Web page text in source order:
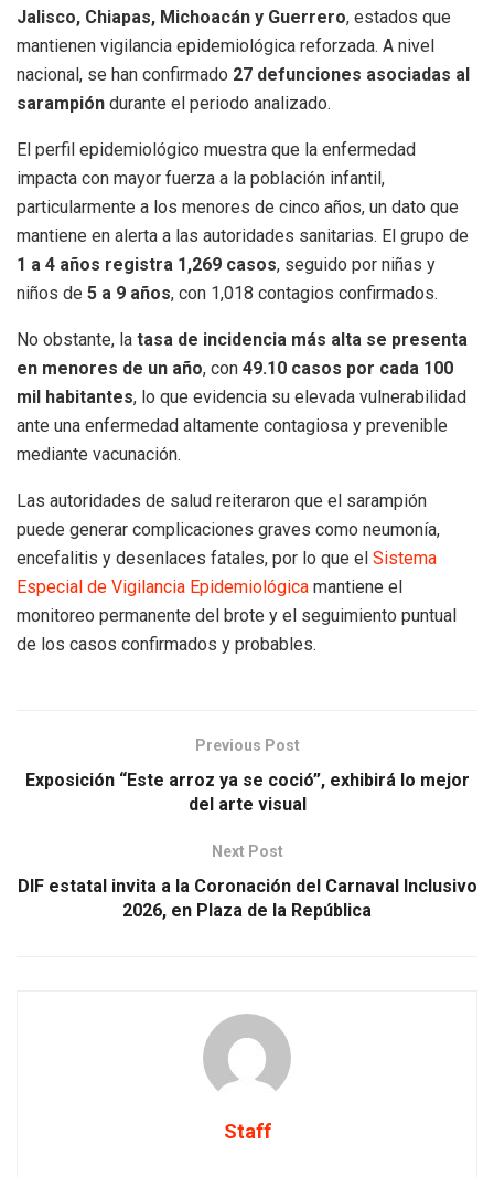
Jalisco, Chiapas, Michoacán y Guerrero, estados que
mantienen vigilancia epidemiológica reforzada. A nivel
nacional, se han confirmado 27 defunciones asociadas al
sarampión durante el periodo analizado.
El perfil epidemiológico muestra que la enfermedad
impacta con mayor fuerza a la población infantil,
particularmente a los menores de cinco años, un dato que
mantiene en alerta a las autoridades sanitarias. El grupo de
1 a 4 años registra 1,269 casos, seguido por niñas y
niños de 5 a 9 años, con 1,018 contagios confirmados.
No obstante, la tasa de incidencia más alta se presenta
en menores de un año, con 49.10 casos por cada 100
mil habitantes, lo que evidencia su elevada vulnerabilidad
ante una enfermedad altamente contagiosa y prevenible
mediante vacunación.
Las autoridades de salud reiteraron que el sarampión
puede generar complicaciones graves como neumonía,
encefalitis y desenlaces fatales, por lo que el Sistema
Especial de Vigilancia Epidemiológica mantiene el
monitoreo permanente del brote y el seguimiento puntual
de los casos confirmados y probables.
Previous Post
Exposición “Este arroz ya se coció”, exhibirá lo mejor
del arte visual
Next Post
DIF estatal invita a la Coronación del Carnaval Inclusivo
2026, en Plaza de la República
Staff